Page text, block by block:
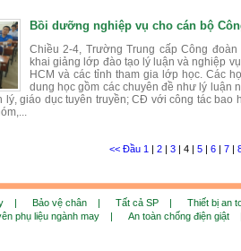
Bồi dưỡng nghiệp vụ cho cán bộ
Chiều 2-4, Trường Trung cấp Công
khai giảng lớp đào tạo lý luận và nghiệp
HCM và các tỉnh tham gia lớp học. Các
dung học gồm các chuyên đề như lý luận
lý, giáo dục tuyên truyền; CĐ với công tác
<< Đầu 1 | 2| 3| 4| 5| 6| 7|
| Bảo vệ chân | Tất cả SP |
Thiết bị an
phụ liệu ngành may | An toàn chống điện giật |